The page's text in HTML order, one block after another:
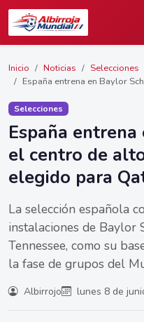
Inicio Noticias
Selecciones
España entrena en Baylor
Selecciones
España
el centro de
elegido para
La selección española
instalaciones de Baylor
Tennessee, como su
la fase de grupos del
Albirrojo lunes 8 de